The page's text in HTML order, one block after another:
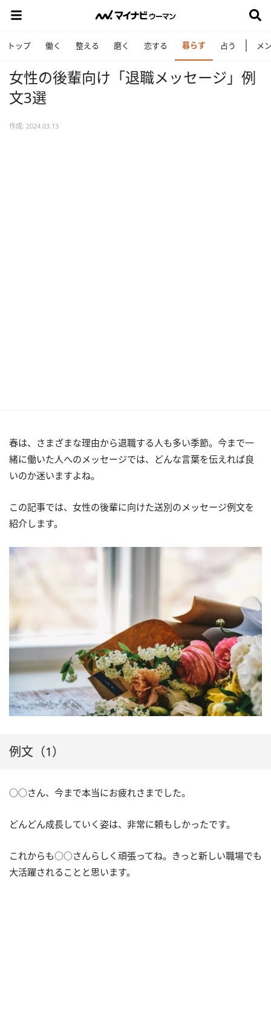
トップ 働く 整える 磨く 恋する 暮らす 占う メ
女性の後輩向け「退職メッセージ」例
文3選
作成: 2024.03.13
春は、さまざまな理由から退職する人も多い季節。今まで一
緒に働いた人へのメッセージでは、どんな言葉を伝えれば良
いのか迷いますよね。
この記事では、女性の後輩に向けた送別のメッセージ例文を
紹介します。
例文（1）
○○さん、今まで本当にお疲れさまでした。
どんどん成長していく姿は、非常に頼もしかったです。
これからも○○さんらしく頑張ってね。きっと新しい職場でも
大活躍されることと思います。